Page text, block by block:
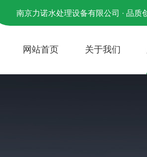
南京力诺水处理设备有限公司 · 品质
网站首页 关于我们